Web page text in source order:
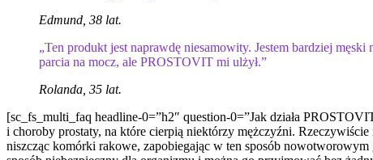
Edmund, 38 lat.
„Ten produkt jest naprawdę niesamowity. Jestem bardziej
parcia na mocz, ale PROSTOVIT mi ulżył.”
Rolanda, 35 lat.
[sc_fs_multi_faq headline-0=”h2″ question-0=”Jak działa
i choroby prostaty, na które cierpią niektórzy mężczyźni.
niszcząc komórki rakowe, zapobiegając w ten sposób